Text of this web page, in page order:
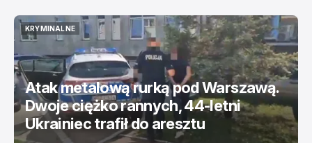
KRYMINALNE
KRYMINALNE
Atak metalową rurką pod Warszawą.
Dwoje ciężko rannych, 44-letni
Ukrainiec trafił do aresztu